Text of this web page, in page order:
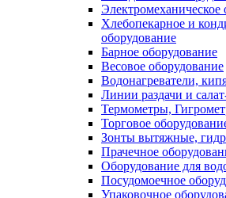
Электромеханическое
Хлебопекарное и
оборудование
Барное оборудование
Весовое оборудование
Водонагреватели,
Линии раздачи и
Термометры,
Торговое
Зонты вытяжные,
Прачечное
Оборудование для
Посудомоечное
Упаковочное